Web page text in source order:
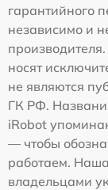
гарантийного
независимо и
носят
не являются
ГК РФ.
iRobot
— чтобы
работаем.
владельцами